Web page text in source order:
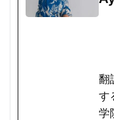
翻
す
学